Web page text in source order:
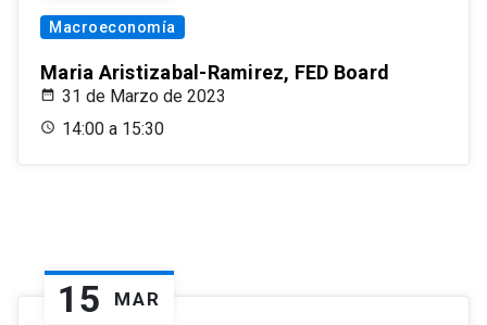
Macroeconomía
Maria Aristizabal-Ramirez, FED Board
31 de Marzo de 2023
14:00 a 15:30
15 MAR